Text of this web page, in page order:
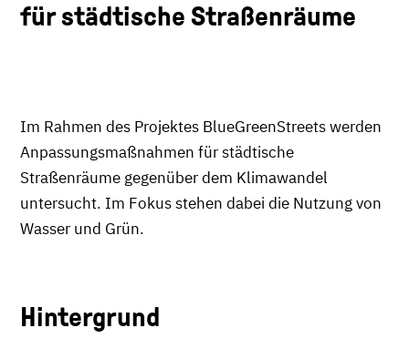
für städtische Straßenräume
Im Rahmen des Projektes BlueGreenStreets werden
Anpassungsmaßnahmen für städtische
Straßenräume gegenüber dem Klimawandel
untersucht. Im Fokus stehen dabei die Nutzung von
Wasser und Grün.
Hintergrund